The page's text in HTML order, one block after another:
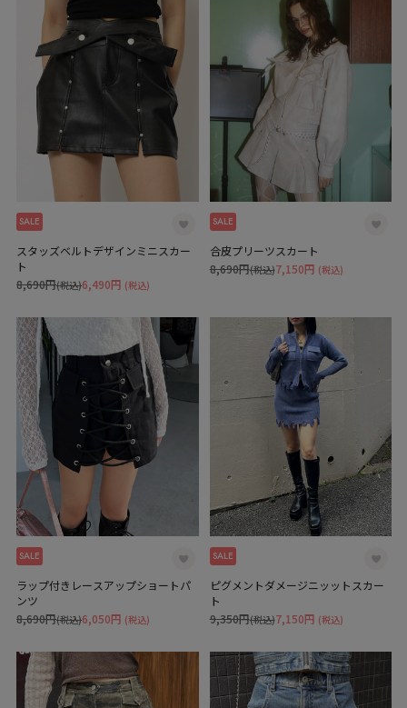
SALE
スタッズベルトデザインミニスカー
ト
6,490円 (税込)
8,690円(税込)
SALE
合皮プリーツスカート
7,150円 (税込)
8,690円(税込)
SALE
ラップ付きレースアップショートパ
ンツ
6,050円 (税込)
8,690円(税込)
SALE
ピグメントダメージニッットスカー
ト
7,150円 (税込)
9,350円(税込)